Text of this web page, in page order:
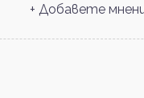
+ Добавете